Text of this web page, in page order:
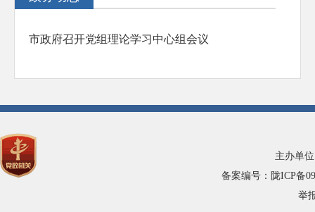
市政府召开党组理论学习中心组会议
主办单
备案编号：陇ICP备
举